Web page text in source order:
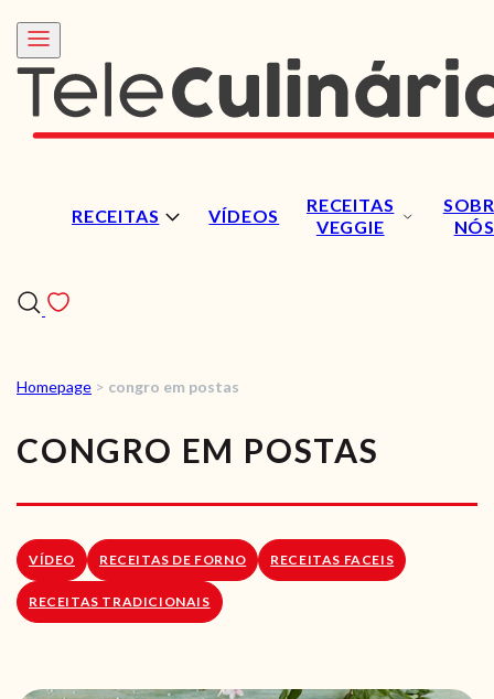
RECEITAS VÍDEOS
RECEITAS
VEGGIE
NÓS
RECEITAS
VÍDEOS
RECEITAS VEGGIE
SOBRE NÓS
LOJA ONLINE
Homepage > congro em postas
CONGRO EM POSTAS
VÍDEO RECEITAS DE FORNO RECEITAS FACEIS
RECEITAS TRADICIONAIS